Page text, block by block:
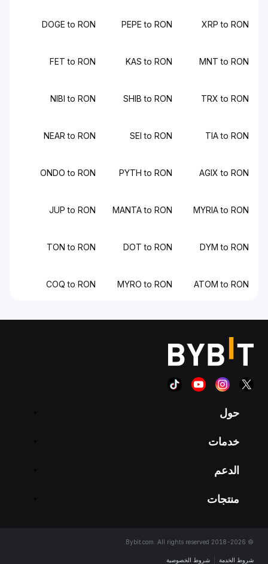
XRP to RON
PEPE to RON
DOGE to RON
MNT to RON
KAS to RON
FET to RON
TRX to RON
SHIB to RON
NIBI to RON
TIA to RON
SEI to RON
NEAR to RON
AGIX to RON
PYTH to RON
ONDO to RON
MYRIA to RON
MANTA to RON
JUP to RON
DYM to RON
DOT to RON
TON to RON
ATOM to RON
MYRO to RON
COQ to RON
حول
خدمات
الدعم
منتجات
شروط الخدمة | شروط الخصوصية